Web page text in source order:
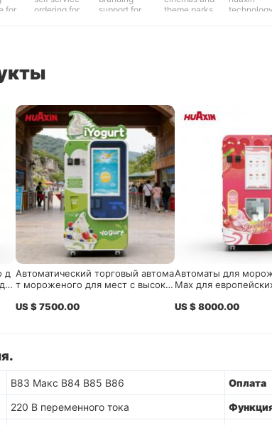
д Автоматический торговый автома
т мороженого для мест с высоки
ozen Dessert Vending Machine Ре
US $ 7500.00
Автоматы для
Max для
тров, аэропортов и
US $ 8000.00
B83 Макс B84 B85 B86 Оплата
220 В переменного тока